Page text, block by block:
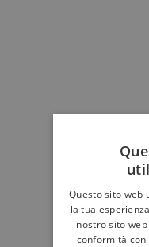
Questo sito web
la tua
nostro sito
conformità